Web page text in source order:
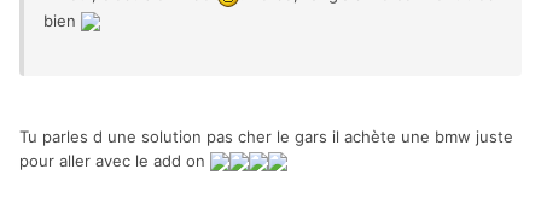
bien
Tu parles d une solution pas cher le gars il achète une bmw juste
pour aller avec le add on